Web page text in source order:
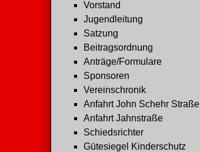
Vorstand
Jugendleitung
Satzung
Beitragsordnung
Anträge/Formulare
Sponsoren
Vereinschronik
Anfahrt John Schehr Straße
Anfahrt Jahnstraße
Schiedsrichter
Gütesiegel Kinderschutz